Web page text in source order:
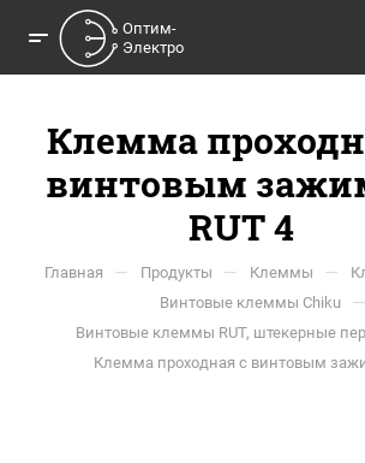
Оптим-
Электро
Клемма
винтовым
RUT 4
Главная — Продукты — Клеммы —
Винтовые клеммы Chiku —
Винтовые клеммы RUT, штекерные
Клемма проходная с винтовым